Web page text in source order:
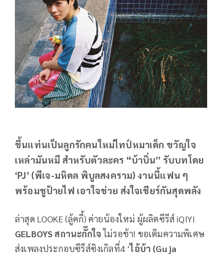
ขึ้นแท่นเป็นลูกรักคนใหม่ไทป์หมาเด็ก ขวัญใจ
เหล่ามันหมี สำหรับตัวละคร “บ้าบิ่น” รับบทโดย
‘PJ’ (พีเจ-มหิดล พิบูลสงคราม) งานนี้แฟน ๆ
พร้อมชูป้ายไฟ เอาใจช่วย ส่งใจเชียร์กันสุดพลัง
ล่าสุด LOOKE (ลู้คกี้) ค่ายน้องใหม่ ผู้ผลิตซีรีส์ iQIYI
GELBOYS สถานะกั๊กใจ ไม่รอช้า! ขอเติมความพิเศษ
ส่งเพลงประกอบซีรีส์ซิงเกิลที่4 ‘ไอ้บ้า (Gu ja